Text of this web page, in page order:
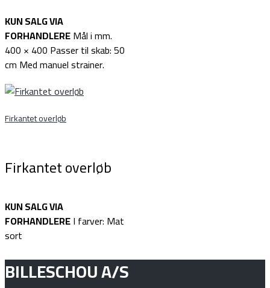
KUN SALG VIA
FORHANDLEREMål i mm.
400 × 400 Passer til skab: 50
cm Med manuel strainer.
Firkantet overløb
Firkantet overløb
KUN SALG VIA
FORHANDLEREI farver: Mat
sort
BILLESCHOU A/S